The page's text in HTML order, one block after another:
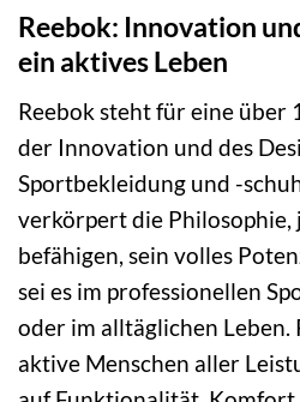
Reebok: Innovation
ein aktives Leben
Reebok steht für eine über
der Innovation und des
Sportbekleidung und -
verkörpert die Philosophie,
befähigen, sein volles
sei es im professionellen
oder im alltäglichen Leben.
aktive Menschen aller